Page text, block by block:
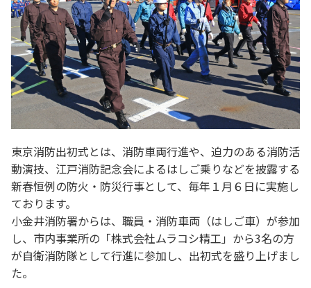
東京消防出初式とは、消防車両行進や、迫力のある消防活
動演技、江戸消防記念会によるはしご乗りなどを披露する
新春恒例の防火・防災行事として、毎年１月６日に実施し
ております。
小金井消防署からは、職員・消防車両（はしご車）が参加
し、市内事業所の「株式会社ムラコシ精工」から3名の方
が自衛消防隊として行進に参加し、出初式を盛り上げまし
た。